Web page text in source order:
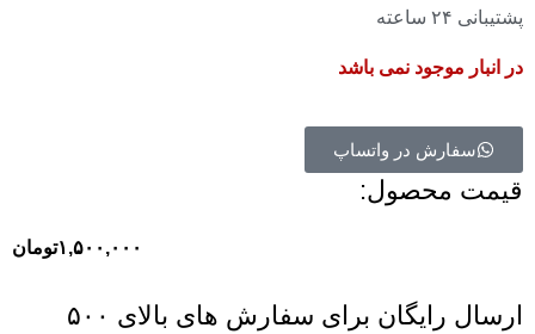
پشتیبانی ۲۴ ساعته
در انبار موجود نمی باشد
سفارش در واتساپ
قیمت محصول:​
۱,۵۰۰,۰۰۰تومان
ارسال رایگان برای سفارش های بالای ۵۰۰